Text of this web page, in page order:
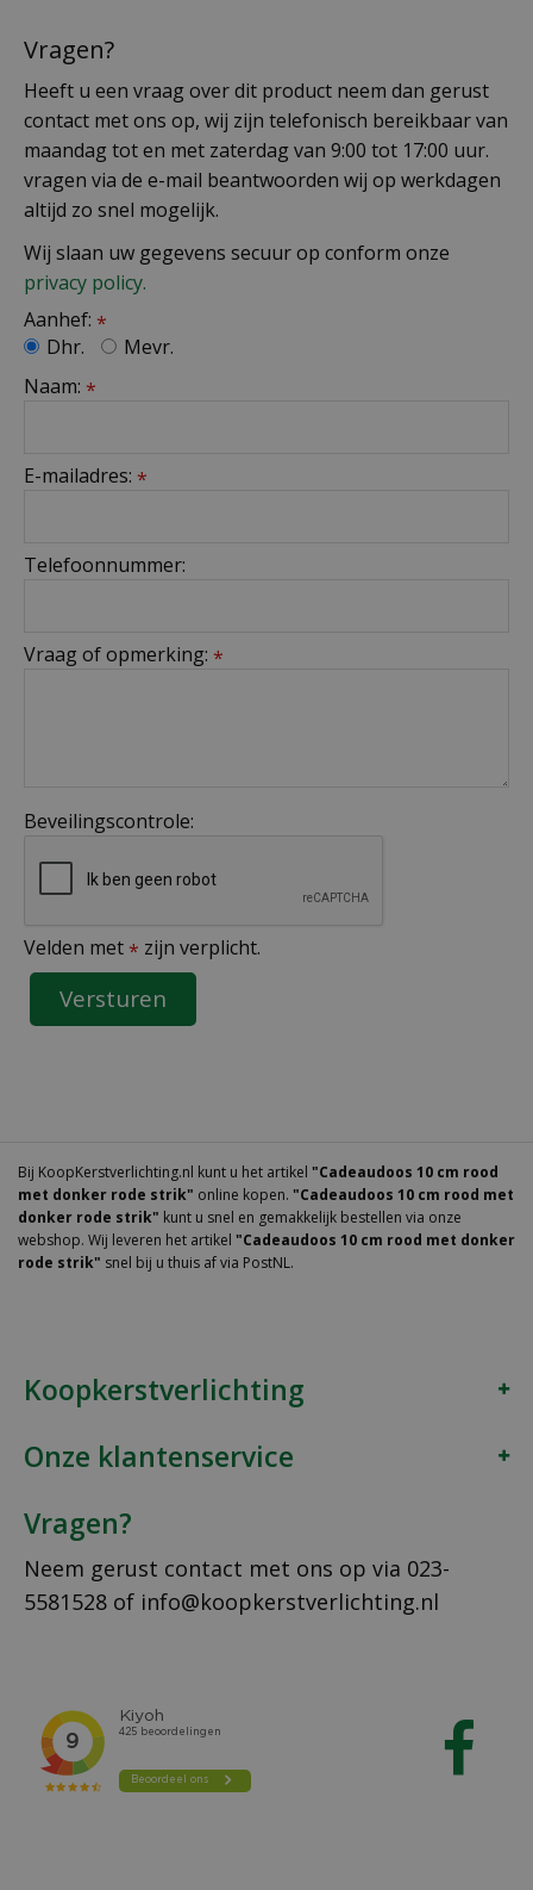
Vragen?
Heeft u een vraag over dit product neem dan gerust
contact met ons op, wij zijn telefonisch bereikbaar van
maandag tot en met zaterdag van 9:00 tot 17:00 uur.
vragen via de e-mail beantwoorden wij op werkdagen
altijd zo snel mogelijk.
Wij slaan uw gegevens secuur op conform onze
privacy policy.
Aanhef: *
Dhr.
Mevr.
Naam: *
E-mailadres: *
Telefoonnummer:
Vraag of opmerking: *
Beveilingscontrole:
Velden met * zijn verplicht.
Bij KoopKerstverlichting.nl kunt u het artikel "Cadeaudoos 10 cm rood
met donker rode strik" online kopen. "Cadeaudoos 10 cm rood met
donker rode strik" kunt u snel en gemakkelijk bestellen via onze
webshop. Wij leveren het artikel "Cadeaudoos 10 cm rood met donker
rode strik" snel bij u thuis af via PostNL.
Koopkerstverlichting
Onze klantenservice
Vragen?
Neem gerust contact met ons op via 023-
5581528 of info@koopkerstverlichting.nl